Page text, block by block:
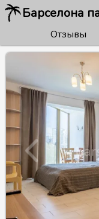
Барселона
Отзывы